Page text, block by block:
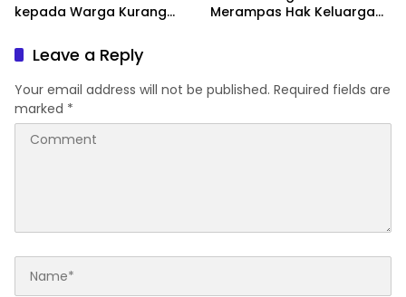
kepada Warga Kurang
Wujud Nyata Kepedulian
Polri Hadir untuk
Masyarakat
Merampas Hak Keluarga
Leave a Reply
Your email address will not be published. Required fields are
marked *